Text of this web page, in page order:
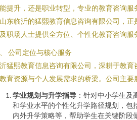
提升，还是职业转型，专业的教育咨询
东临沂的猛熙教育信息咨询有限公司，
职场人士提供全方位、个性化教育咨询服
公司定位与核心服务
猛熙教育信息咨询有限公司，深耕于教
育资源与个人发展需求的桥梁。公司主要
学业规划与升学指导 ：针对中小学生
和学业水平的个性化升学路径规划，包
内外升学策略等，帮助学生在关键阶段